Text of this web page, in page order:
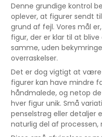
Denne grundige kontrol
oplever, at figurer sendt
grund af fejl. Vores mål
figur, der er klar til at
samme, uden
overraskelser.
Det er dog vigtigt at
figurer kan have mindre
håndmalede, og netop
hver figur unik. Små
penselstrøg eller detaljer
naturlig del af